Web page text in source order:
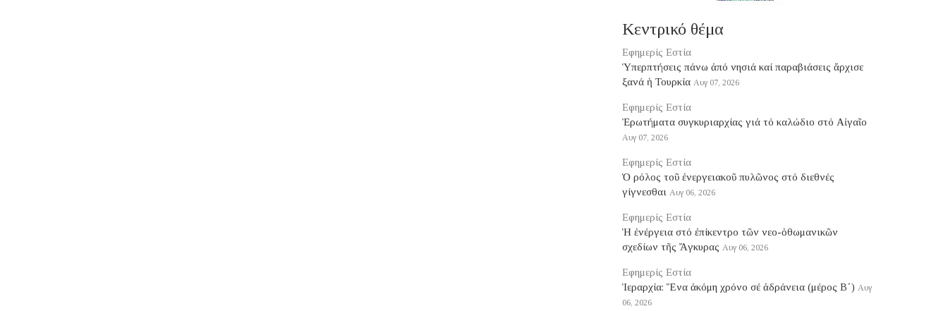
Κεντρικό θέμα
Εφημερίς Εστία
Ὑπερπτήσεις πάνω ἀπό νησιά καί παραβιάσεις ἄρχισε
ξανά ἡ Τουρκία Αυγ 07, 2026
Εφημερίς Εστία
Ἐρωτήματα συγκυριαρχίας γιά τό καλώδιο στό Αἰγαῖο
Αυγ 07, 2026
Εφημερίς Εστία
Ὁ ρόλος τοῦ ἐνεργειακοῦ πυλῶνος στό διεθνές
γίγνεσθαι Αυγ 06, 2026
Εφημερίς Εστία
Ἡ ἐνέργεια στό ἐπίκεντρο τῶν νεο-ὀθωμανικῶν
σχεδίων τῆς Ἄγκυρας Αυγ 06, 2026
Εφημερίς Εστία
Ἱεραρχία: Ἕνα ἀκόμη χρόνο σέ ἀδράνεια (μέρος B΄) Αυγ
06, 2026